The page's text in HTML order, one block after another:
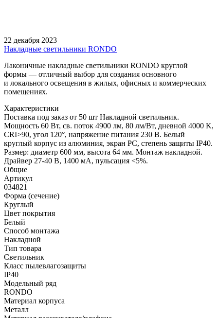
22 декабря 2023
Накладные светильники RONDO
Лаконичные накладные светильники RONDO круглой
формы — отличный выбор для создания основного
и локального освещения в жилых, офисных и коммерческих
помещениях.
Характеристики
Поставка под заказ от 50 шт Накладной светильник.
Мощность 60 Вт, св. поток 4900 лм, 80 лм/Вт, дневной 4000 K,
CRI>90, угол 120°, напряжение питания 230 В. Белый
круглый корпус из алюминия, экран PC, степень защиты IP40.
Размер: диаметр 600 мм, высота 64 мм. Монтаж накладной.
Драйвер 27-40 В, 1400 мА, пульсация <5%.
Общие
Артикул
034821
Форма (сечение)
Круглый
Цвет покрытия
Белый
Способ монтажа
Накладной
Тип товара
Светильник
Класс пылевлагозащиты
IP40
Модельный ряд
RONDO
Материал корпуса
Металл